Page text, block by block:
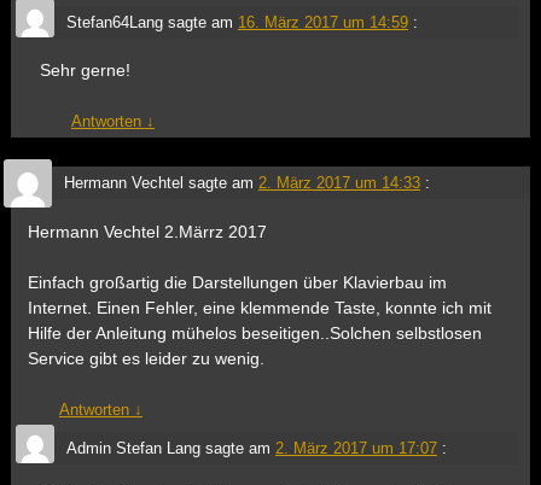
Stefan64Langsagte am 16. März 2017 um 14:59 :
Sehr gerne!
Antworten ↓
Hermann Vechtel sagte am 2. März 2017 um 14:33 :
Hermann Vechtel 2.Märrz 2017
Einfach großartig die Darstellungen über Klavierbau im
Internet. Einen Fehler, eine klemmende Taste, konnte ich mit
Hilfe der Anleitung mühelos beseitigen..Solchen selbstlosen
Service gibt es leider zu wenig.
Antworten ↓
Admin Stefan Langsagte am 2. März 2017 um 17:07 :